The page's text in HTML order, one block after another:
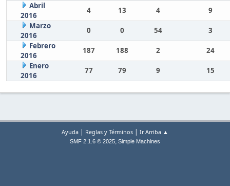
Abril
2016
4 13 4
9
Marzo
2016
0 0 54
3
Febrero
2016
187 188 2
24
Enero
2016
77 79 9 15
Ayuda | Reglas y Términos | Ir Arriba ▲
SMF 2.1.6 © 2025, Simple Machines